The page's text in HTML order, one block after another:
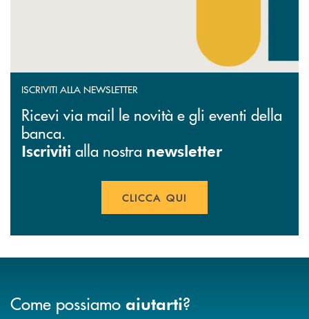
ISCRIVITI ALLA NEWSLETTER
Ricevi via mail le novità e gli eventi della
banca.
Iscriviti alla nostra newsletter
CLICCA QUI
Come possiamo aiutarti?